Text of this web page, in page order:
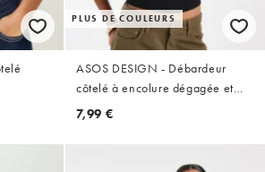
PLUS DE COULEURS
ASOS DESIGN - Débardeur
côtelé à encolure dégagée et
bordures épaisses - Noir
7,99 €